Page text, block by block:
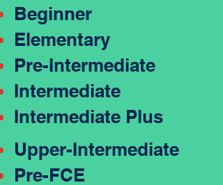
Beginner
Elementary
Pre-Intermediate
Intermediate
Intermediate Plus
Upper-Intermediate
Pre-FCE